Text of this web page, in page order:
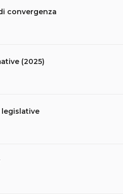
convergenza
(2025)
legislative